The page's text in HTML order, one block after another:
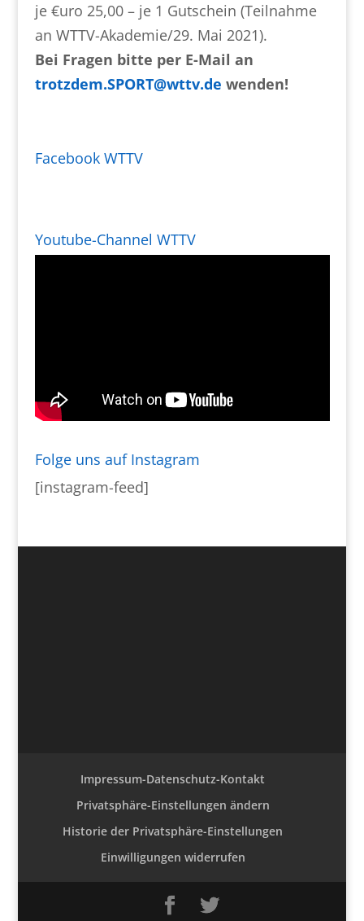
je €uro 25,00 – je 1 Gutschein (Teilnahme
an WTTV-Akademie/29. Mai 2021).
Bei Fragen bitte per E-Mail an
trotzdem.SPORT@wttv.de wenden!
Facebook WTTV
Youtube-Channel WTTV
Folge uns auf Instagram
[instagram-feed]
Impressum-Datenschutz-Kontakt
Privatsphäre-Einstellungen ändern
Historie der Privatsphäre-Einstellungen
Einwilligungen widerrufen